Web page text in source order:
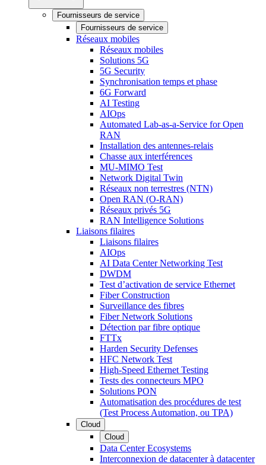
Fournisseurs de service
Fournisseurs de service
Réseaux mobiles
Réseaux mobiles
Solutions 5G
5G Security
Synchronisation temps et phase
6G Forward
AI Testing
AIOps
Automated Lab-as-a-Service for Open
RAN
Installation des antennes-relais
Chasse aux interférences
MU-MIMO Test
Network Digital Twin
Réseaux non terrestres (NTN)
Open RAN (O-RAN)
Réseaux privés 5G
RAN Intelligence Solutions
Liaisons filaires
Liaisons filaires
AIOps
AI Data Center Networking Test
DWDM
Test d’activation de service Ethernet
Fiber Construction
Surveillance des fibres
Fiber Network Solutions
Détection par fibre optique
FTTx
Harden Security Defenses
HFC Network Test
High-Speed Ethernet Testing
Tests des connecteurs MPO
Solutions PON
Automatisation des procédures de test
(Test Process Automation, ou TPA)
Cloud
Cloud
Data Center Ecosystems
Interconnexion de datacenter à datacenter